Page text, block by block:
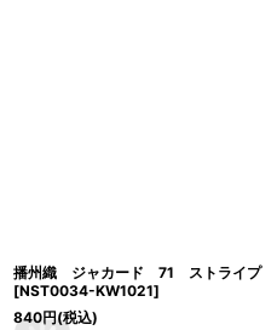
播州織 ジャカード 71 ストライプ
[NST0034-KW1021]
840円(税込)